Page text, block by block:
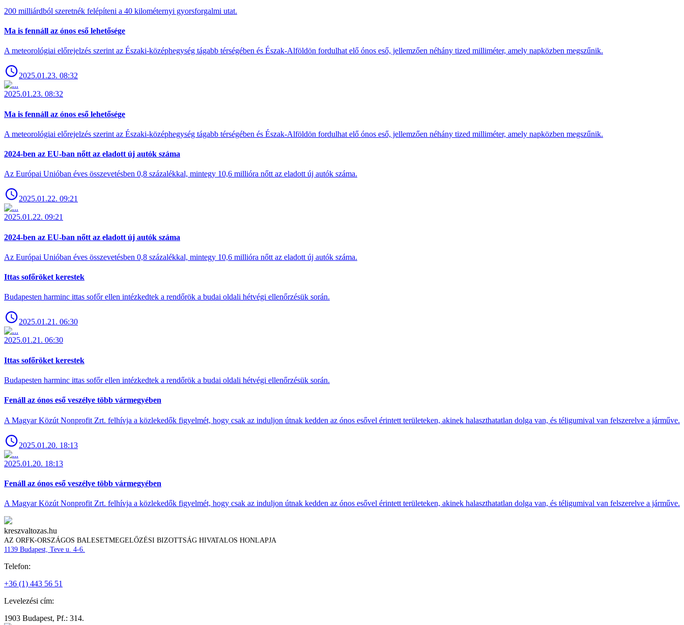
200 milliárdból szeretnék felépíteni a 40 kilométernyi gyorsforgalmi utat.
Ma is fennáll az ónos eső lehetősége
A meteorológiai előrejelzés szerint az Északi-középhegység tágabb térségében és Észak-Alföldön fordulhat elő ónos eső, jellemzően néhány tized milliméter, amely napközben megszűnik.
2025.01.23. 08:32
2025.01.23. 08:32
Ma is fennáll az ónos eső lehetősége
A meteorológiai előrejelzés szerint az Északi-középhegység tágabb térségében és Észak-Alföldön fordulhat elő ónos eső, jellemzően néhány tized milliméter, amely napközben megszűnik.
2024-ben az EU-ban nőtt az eladott új autók száma
Az Európai Unióban éves összevetésben 0,8 százalékkal, mintegy 10,6 millióra nőtt az eladott új autók száma.
2025.01.22. 09:21
2025.01.22. 09:21
2024-ben az EU-ban nőtt az eladott új autók száma
Az Európai Unióban éves összevetésben 0,8 százalékkal, mintegy 10,6 millióra nőtt az eladott új autók száma.
Ittas sofőröket kerestek
Budapesten harminc ittas sofőr ellen intézkedtek a rendőrök a budai oldali hétvégi ellenőrzésük során.
2025.01.21. 06:30
2025.01.21. 06:30
Ittas sofőröket kerestek
Budapesten harminc ittas sofőr ellen intézkedtek a rendőrök a budai oldali hétvégi ellenőrzésük során.
Fenáll az ónos eső veszélye több vármegyében
A Magyar Közút Nonprofit Zrt. felhívja a közlekedők figyelmét, hogy csak az induljon útnak kedden az ónos esővel érintett területeken, akinek halaszthatatlan dolga van, és téligumival van felszerelve a járműve.
2025.01.20. 18:13
2025.01.20. 18:13
Fenáll az ónos eső veszélye több vármegyében
A Magyar Közút Nonprofit Zrt. felhívja a közlekedők figyelmét, hogy csak az induljon útnak kedden az ónos esővel érintett területeken, akinek halaszthatatlan dolga van, és téligumival van felszerelve a járműve.
kreszvaltozas.hu
AZ ORFK-ORSZÁGOS BALESETMEGELŐZÉSI BIZOTTSÁG HIVATALOS HONLAPJA
1139 Budapest, Teve u. 4-6.
Telefon:
+36 (1) 443 56 51
Levelezési cím:
1903 Budapest, Pf.: 314.